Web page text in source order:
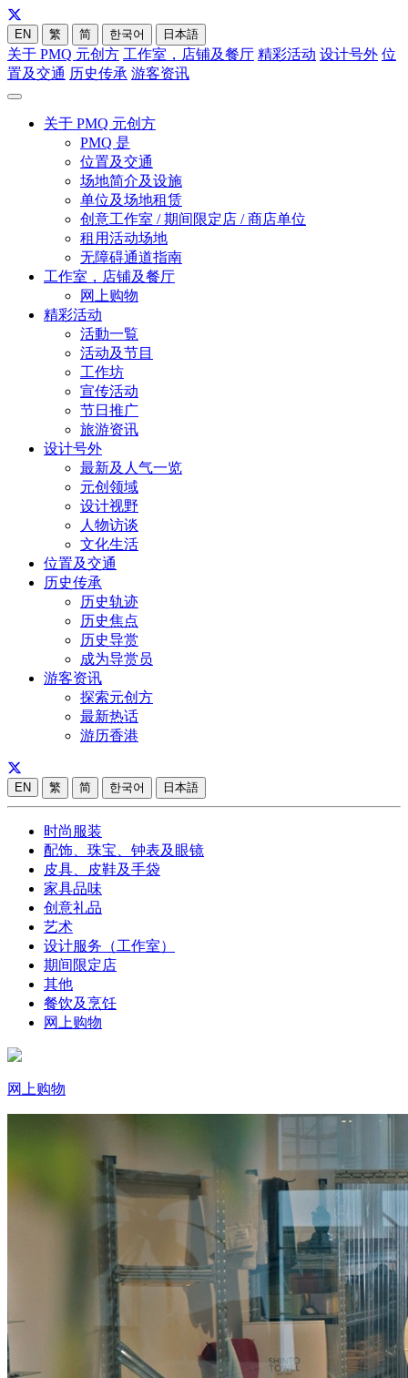
EN 繁 简 한국어 日本語
关于 PMQ 元创方 工作室，店铺及餐厅 精彩活动 设计号外 位
置及交通 历史传承 游客资讯
关于 PMQ 元创方
PMQ 是
位置及交通
场地简介及设施
单位及场地租赁
创意工作室 / 期间限定店 / 商店单位
租用活动场地
无障碍通道指南
工作室，店铺及餐厅
网上购物
精彩活动
活動一覧
活动及节目
工作坊
宣传活动
节日推广
旅游资讯
设计号外
最新及人气一览
元创领域
设计视野
人物访谈
文化生活
位置及交通
历史传承
历史轨迹
历史焦点
历史导赏
成为导赏员
游客资讯
探索元创方
最新热话
游历香港
EN 繁 简 한국어 日本語
时尚服装
配饰、珠宝、钟表及眼镜
皮具、皮鞋及手袋
家具品味
创意礼品
艺术
设计服务（工作室）
期间限定店
其他
餐饮及烹饪
网上购物
网上购物